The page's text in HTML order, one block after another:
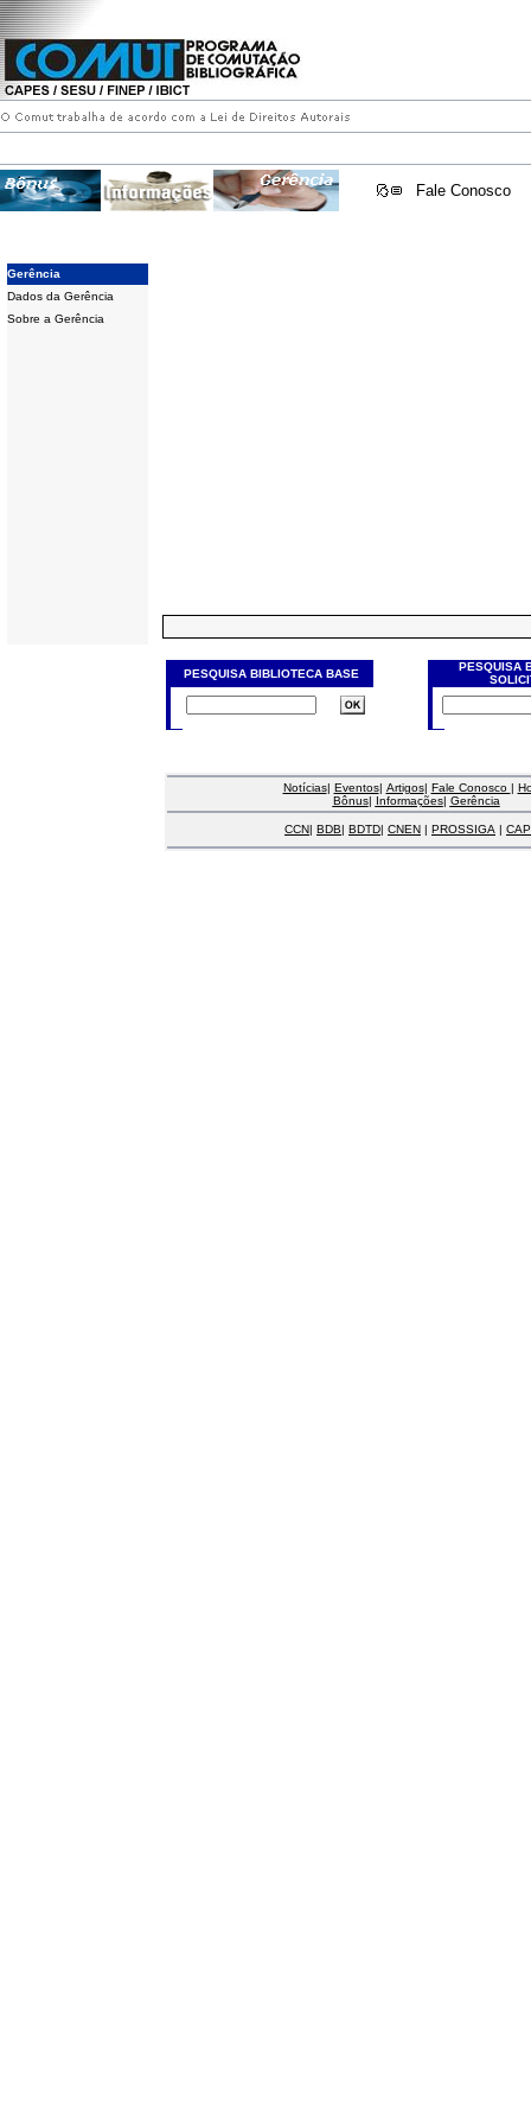
Fale Conosco
Gerência
Dados da Gerência
Sobre a Gerência
PESQUISA BIBLIOTECA BASE
PESQUISA
Notícias| Eventos| Artigos| Fale Conosco |
Bônus| Informações| Gerência
CCN| BDB| BDTD| CNEN | PROSSIGA |